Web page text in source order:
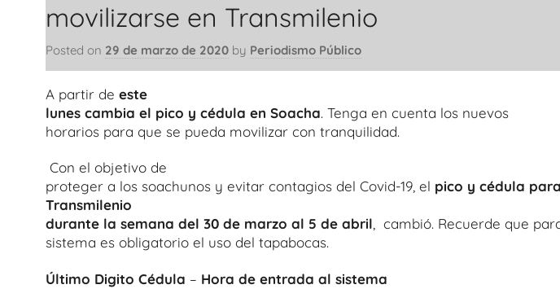
movilizarse en Transmilenio
Posted on 29 de marzo de 2020 by Periodismo Público
A partir de este
lunes cambia el pico y cédula en Soacha. Tenga en cuenta los nuevos
horarios para que se pueda movilizar con tranquilidad.
Con el objetivo de
proteger a los soachunos y evitar contagios del Covid-19, el pico y cédula
Transmilenio
durante la semana del 30 de marzo al 5 de abril, cambió. Recuerde que
sistema es obligatorio el uso del tapabocas.
Último Digito Cédula – Hora de entrada al sistema